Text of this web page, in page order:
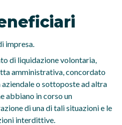
impresa.
di liquidazione volontaria,
amministrativa, concordato
o sottoposte ad altra
abbiano in corso un
di una di tali situazioni e le
interdittive.